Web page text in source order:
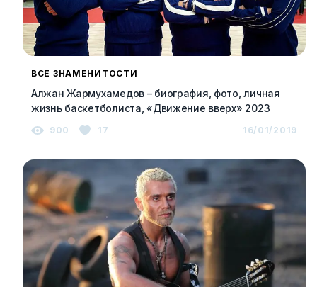
ВСЕ ЗНАМЕНИТОСТИ
Алжан Жармухамедов – биография, фото, личная
жизнь баскетболиста, «Движение вверх» 2023
900 17 16/01/2019